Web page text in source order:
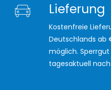
Lieferung
Kostenfreie
Deutschlands ab
möglich.
tagesaktuell